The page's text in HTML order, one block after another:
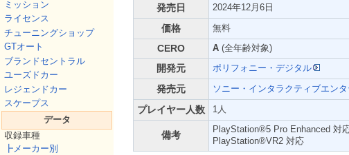
ミッション
ライセンス
チューニングショップ
GTオート
ブランドセントラル
ユーズドカー
レジェンドカー
スケープス
データ
収録車種
┣メーカー別
発売日 2024年12月6日
価格 無料
CERO A (全年齢対象)
開発元 ポリフォニー・デジタル
発売元 ソニー・インタラクティブエン
プレイヤー人数 1人
備考
PlayStation®5 Pro Enhanced 対
PlayStation®VR2 対応